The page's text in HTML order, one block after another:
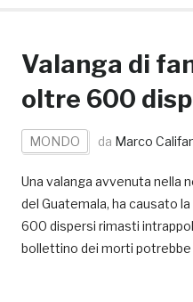
Valanga di
oltre 600
MONDO da Marco
Una valanga avvenuta nella
del Guatemala, ha causato
600 dispersi rimasti
bollettino dei morti potrebbe